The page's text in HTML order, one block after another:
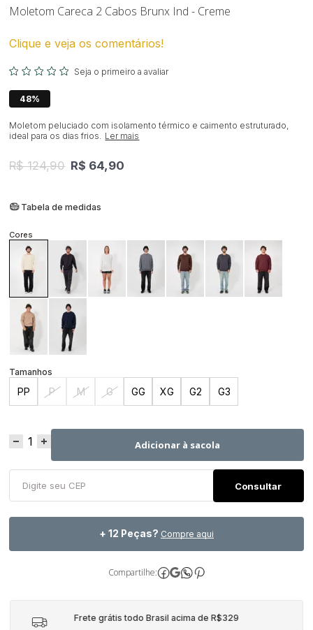
Moletom Careca 2 Cabos Brunx Ind - Creme
Clique e veja os comentários!
Seja o primeiro a avaliar
48%
Moletom peluciado com isolamento térmico e caimento estruturado,
ideal para os dias frios. Ler mais
R$ 124,90 R$ 64,90
Tabela de medidas
PP P M G GG XG G2 G3
Adicionar à sacola
+ 12 Peças? Compre aqui
Compartilhe:
Frete grátis todo Brasil acima de R$329